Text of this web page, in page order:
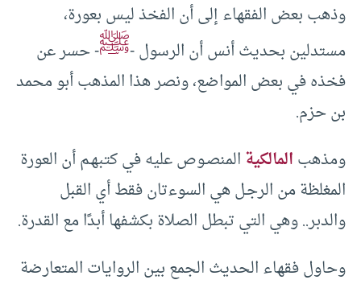
وذهب بعض الفقهاء إلى أن الفخذ ليس بعورة،
مستدلين بحديث أنس أن الرسول -ﷺ- حسر عن
فخذه في بعض المواضع، ونصر هذا المذهب أبو محمد
بن حزم.
ومذهبالمالكيةالمنصـوص عليه في كتبهـم أن العورة
المغلظة من الرجـل هي السوءتان فقط أي القبل
والدبر.. وهي التي تبطل الصلاة بكشفها أبدًا مع القدرة.
وحاول فقهاء الحديث الجمع بين الروايات المتعارضة